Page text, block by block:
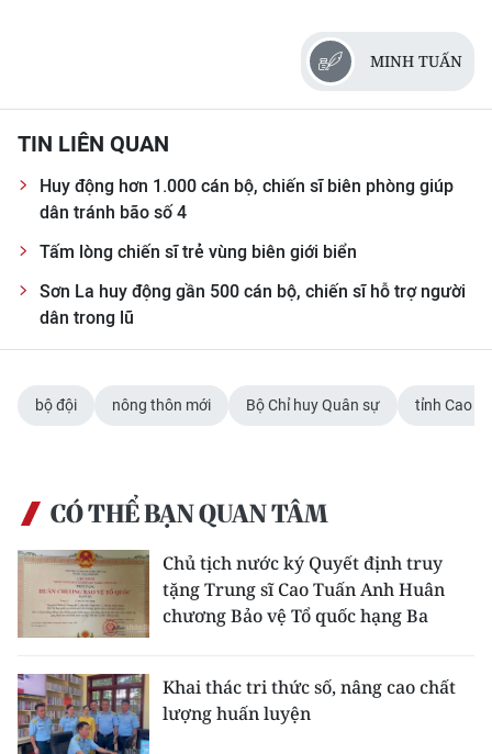
MINH TUẤN
TIN LIÊN QUAN
Huy động hơn 1.000 cán bộ, chiến sĩ biên phòng giúp
dân tránh bão số 4
Tấm lòng chiến sĩ trẻ vùng biên giới biển
Sơn La huy động gần 500 cán bộ, chiến sĩ hỗ trợ người
dân trong lũ
bộ đội nông thôn mới Bộ Chỉ huy Quân sự tỉnh Cao
CÓ THỂ BẠN QUAN TÂM
Chủ tịch nước ký Quyết định truy
tặng Trung sĩ Cao Tuấn Anh Huân
chương Bảo vệ Tổ quốc hạng Ba
Khai thác tri thức số, nâng cao chất
lượng huấn luyện